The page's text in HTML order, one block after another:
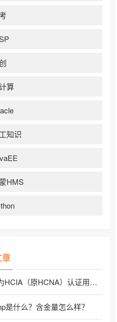
算
知识
HMS
华为HCIA（原HCNA）认证用处大吗？
是什么？含金量怎么样？